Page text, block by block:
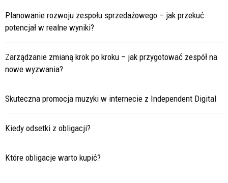
Planowanie rozwoju zespołu sprzedażowego – jak przekuć
potencjał w realne wyniki?
Zarządzanie zmianą krok po kroku – jak przygotować zespół na
nowe wyzwania?
Skuteczna promocja muzyki w internecie z Independent Digital
Kiedy odsetki z obligacji?
Które obligacje warto kupić?